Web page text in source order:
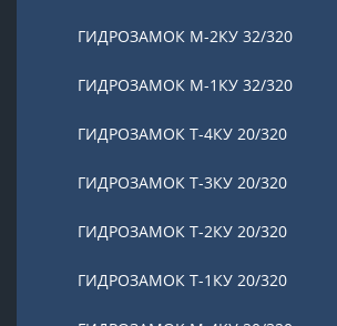
ГИДРОЗАМОК М-2КУ 32/320
ГИДРОЗАМОК М-1КУ 32/320
ГИДРОЗАМОК Т-4КУ 20/320
ГИДРОЗАМОК Т-3КУ 20/320
ГИДРОЗАМОК Т-2КУ 20/320
ГИДРОЗАМОК Т-1КУ 20/320